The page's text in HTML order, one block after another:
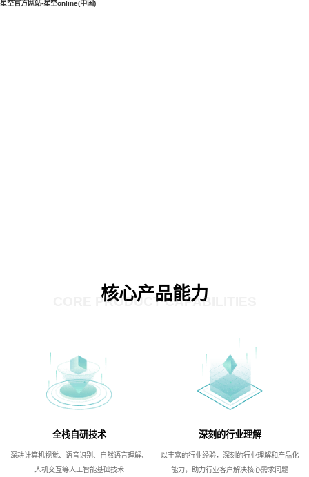
星空官方网站-星空online(中国)
核心产品能力
CORE PRODUCT CAPABILITIES
全栈自研技术
深耕计算机视觉、语音识别、自然语言理解、
人机交互等人工智能基础技术
深刻的行业理解
以丰富的行业经验，深刻的行业理解和产品化
能力，助力行业客户解决核心需求问题